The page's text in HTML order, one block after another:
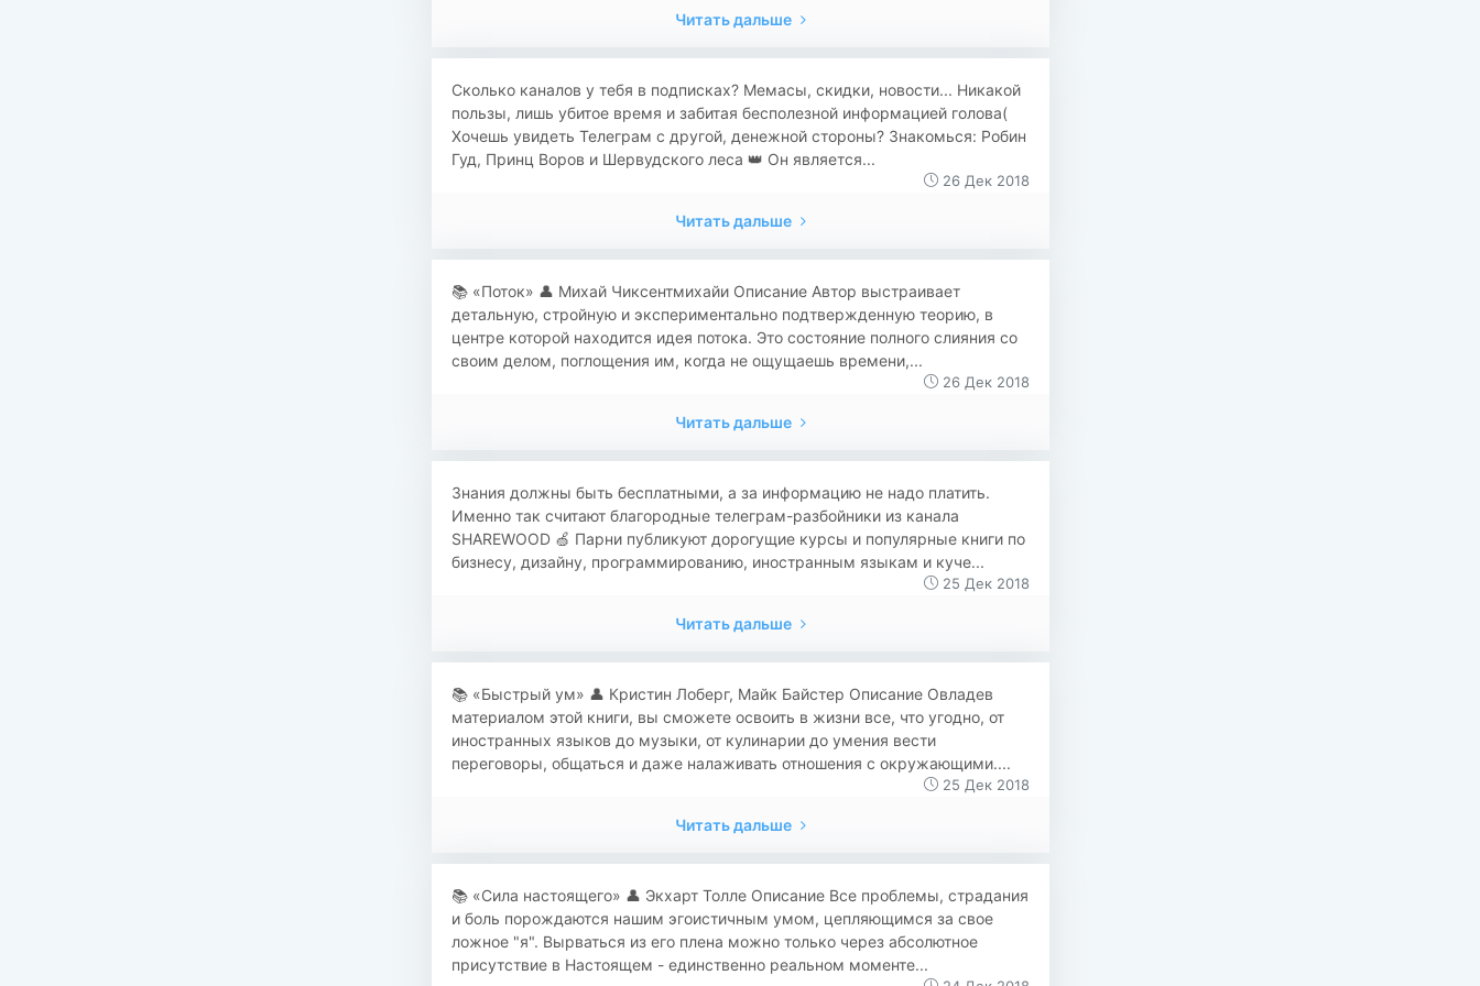
Читать дальше
Сколько каналов у тебя в подписках? Мемасы, скидки, новости... Никакой
пользы, лишь убитое время и забитая бесполезной информацией голова(
Хочешь увидеть Телеграм с другой, денежной стороны? Знакомься: Робин
Гуд, Принц Воров и Шервудского леса 👑 Он является...
26 Дек 2018
Читать дальше
​​📚 «Поток» 👤 Михай Чиксентмихайи Описание Автор выстраивает
детальную, стройную и экспериментально подтвержденную теорию, в
центре которой находится идея потока. Это состояние полного слияния со
своим делом, поглощения им, когда не ощущаешь времени,...
26 Дек 2018
Читать дальше
Знания должны быть бесплатными, а за информацию не надо платить.
Именно так считают благородные телеграм-разбойники из канала
SHAREWOOD 🍏 Парни публикуют дорогущие курсы и популярные книги по
бизнесу, дизайну, программированию, иностранным языкам и куче...
25 Дек 2018
Читать дальше
​​📚 «Быстрый ум» 👤 Кристин Лоберг, Майк Байстер Описание Овладев
материалом этой книги, вы сможете освоить в жизни все, что угодно, от
иностранных языков до музыки, от кулинарии до умения вести
переговоры, общаться и даже налаживать отношения с окружающими....
25 Дек 2018
Читать дальше
​​📚 «Сила настоящего» 👤 Экхарт Толле Описание Все проблемы, страдания
и боль порождаются нашим эгоистичным умом, цепляющимся за свое
ложное "я". Вырваться из его плена можно только через абсолютное
присутствие в Настоящем - единственно реальном моменте...